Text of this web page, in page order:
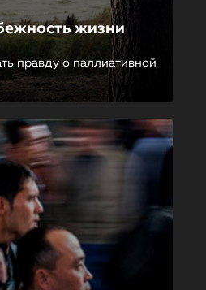
жизни
правду о паллиативной